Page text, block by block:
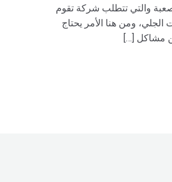
والتي تتطلب شركة تقوم
ومن هنا الأمر يحتاج
مشاكل […]